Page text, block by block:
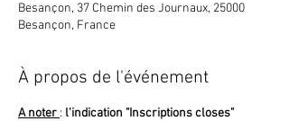
Besançon, 37 Chemin des Journaux, 25000
Besançon, France
À propos de l'événement
A noter : l'indication "Inscriptions closes"